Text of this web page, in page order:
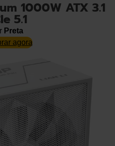
1000W ATX 3.1
5.1
Preta
agora